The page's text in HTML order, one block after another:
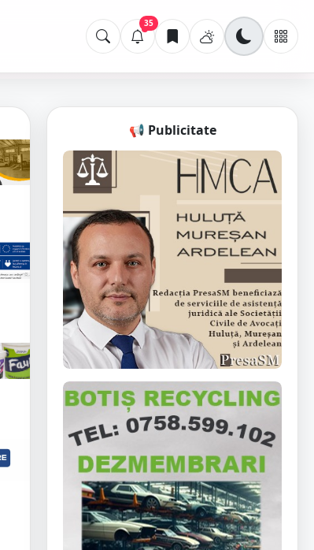
35
📢 Publicitate